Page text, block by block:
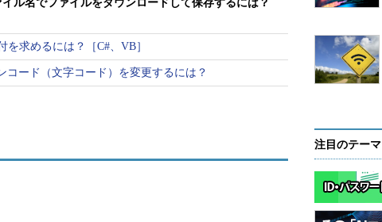
ル名でファイルをダウンロードして保存するには？
を求めるには？［C#、VB］
コード（文字コード）を変更するには？
注目のテーマ